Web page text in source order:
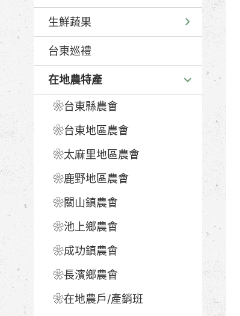
生鮮蔬果
台東巡禮
在地農特產
❀台東縣農會
❀台東地區農會
❀太麻里地區農會
❀鹿野地區農會
❀關山鎮農會
❀池上鄉農會
❀成功鎮農會
❀長濱鄉農會
❀在地農戶/產銷班